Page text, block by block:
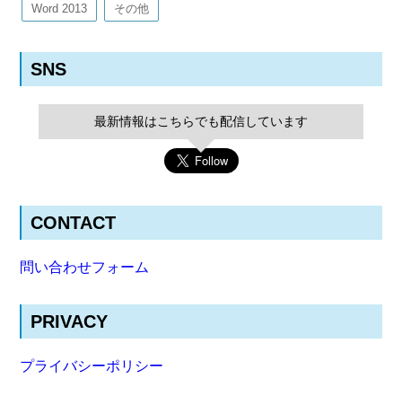
Word 2013 その他
SNS
最新情報はこちらでも配信しています
CONTACT
問い合わせフォーム
PRIVACY
プライバシーポリシー